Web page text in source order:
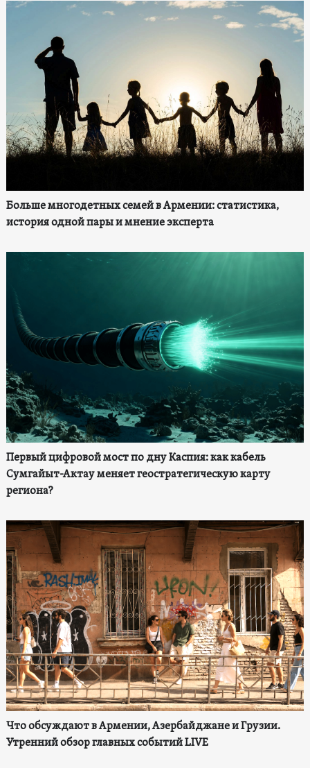
Больше многодетных семей в Армении: статистика,
история одной пары и мнение эксперта
Первый цифровой мост по дну Каспия: как кабель
Сумгайыт-Актау меняет геостратегическую карту
региона?
Что обсуждают в Армении, Азербайджане и Грузии.
Утренний обзор главных событий LIVE